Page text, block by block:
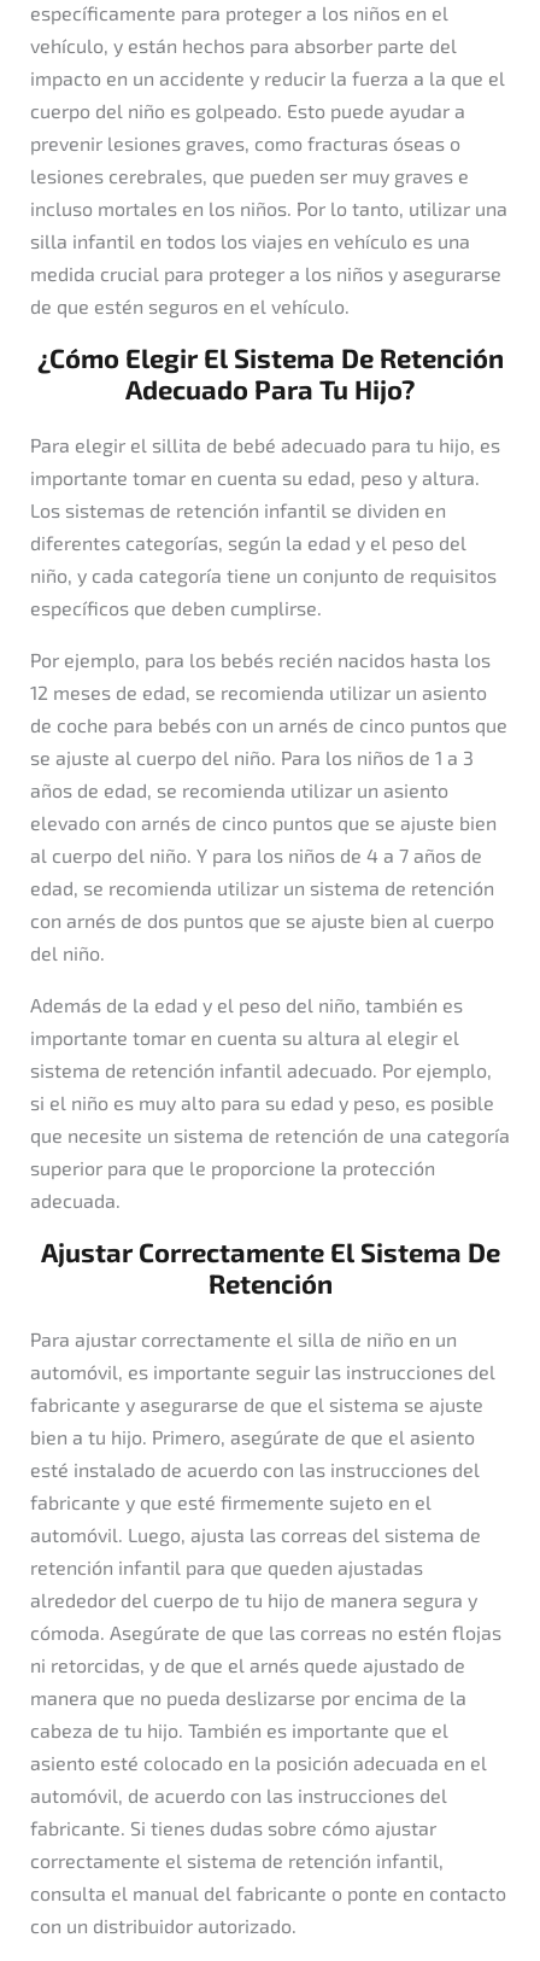
específicamente para proteger a los niños en el
vehículo, y están hechos para absorber parte del
impacto en un accidente y reducir la fuerza a la que el
cuerpo del niño es golpeado. Esto puede ayudar a
prevenir lesiones graves, como fracturas óseas o
lesiones cerebrales, que pueden ser muy graves e
incluso mortales en los niños. Por lo tanto, utilizar una
silla infantil en todos los viajes en vehículo es una
medida crucial para proteger a los niños y asegurarse
de que estén seguros en el vehículo.
¿Cómo Elegir El Sistema De Retención
Adecuado Para Tu Hijo?
Para elegir el sillita de bebé adecuado para tu hijo, es
importante tomar en cuenta su edad, peso y altura.
Los sistemas de retención infantil se dividen en
diferentes categorías, según la edad y el peso del
niño, y cada categoría tiene un conjunto de requisitos
específicos que deben cumplirse.
Por ejemplo, para los bebés recién nacidos hasta los
12 meses de edad, se recomienda utilizar un asiento
de coche para bebés con un arnés de cinco puntos que
se ajuste al cuerpo del niño. Para los niños de 1 a 3
años de edad, se recomienda utilizar un asiento
elevado con arnés de cinco puntos que se ajuste bien
al cuerpo del niño. Y para los niños de 4 a 7 años de
edad, se recomienda utilizar un sistema de retención
con arnés de dos puntos que se ajuste bien al cuerpo
del niño.
Además de la edad y el peso del niño, también es
importante tomar en cuenta su altura al elegir el
sistema de retención infantil adecuado. Por ejemplo,
si el niño es muy alto para su edad y peso, es posible
que necesite un sistema de retención de una categoría
superior para que le proporcione la protección
adecuada.
Ajustar Correctamente El Sistema De
Retención
Para ajustar correctamente el silla de niño en un
automóvil, es importante seguir las instrucciones del
fabricante y asegurarse de que el sistema se ajuste
bien a tu hijo. Primero, asegúrate de que el asiento
esté instalado de acuerdo con las instrucciones del
fabricante y que esté firmemente sujeto en el
automóvil. Luego, ajusta las correas del sistema de
retención infantil para que queden ajustadas
alrededor del cuerpo de tu hijo de manera segura y
cómoda. Asegúrate de que las correas no estén flojas
ni retorcidas, y de que el arnés quede ajustado de
manera que no pueda deslizarse por encima de la
cabeza de tu hijo. También es importante que el
asiento esté colocado en la posición adecuada en el
automóvil, de acuerdo con las instrucciones del
fabricante. Si tienes dudas sobre cómo ajustar
correctamente el sistema de retención infantil,
consulta el manual del fabricante o ponte en contacto
con un distribuidor autorizado.